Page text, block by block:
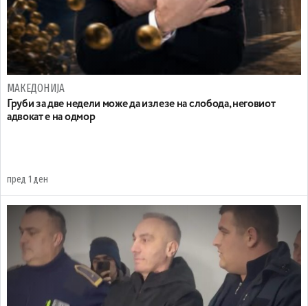
МАКЕДОНИЈА
Груби за две недели може да излезе на слобода, неговиот
адвокат е на одмор
пред 1 ден